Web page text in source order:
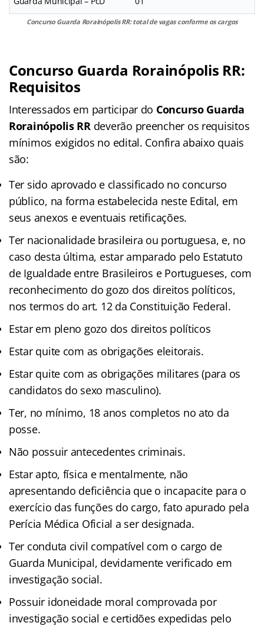
Concurso Guarda Rorainópolis RR: total de vagas conforme os cargos
Concurso Guarda Rorainópolis RR:
Requisitos
Interessados em participar do Concurso Guarda
Rorainópolis RRdeverão preencher os requisitos
mínimos exigidos no edital. Confira abaixo quais
são:
Ter sido aprovado e classificado no concurso
público, na forma estabelecida neste Edital, em
seus anexos e eventuais retificações.
Ter nacionalidade brasileira ou portuguesa, e, no
caso desta última, estar amparado pelo Estatuto
de Igualdade entre Brasileiros e Portugueses, com
reconhecimento do gozo dos direitos políticos,
nos termos do art. 12 da Constituição Federal.
Estar em pleno gozo dos direitos políticos
Estar quite com as obrigações eleitorais.
Estar quite com as obrigações militares (para os
candidatos do sexo masculino).
Ter, no mínimo, 18 anos completos no ato da
posse.
Não possuir antecedentes criminais.
Estar apto, física e mentalmente, não
apresentando deficiência que o incapacite para o
exercício das funções do cargo, fato apurado pela
Perícia Médica Oficial a ser designada.
Ter conduta civil compatível com o cargo de
Guarda Municipal, devidamente verificado em
investigação social.
Possuir idoneidade moral comprovada por
investigação social e certidões expedidas pelo